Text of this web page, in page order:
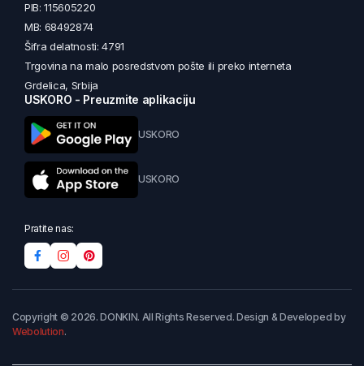
PIB: 115605220
MB: 68492874
Šifra delatnosti: 4791
Trgovina na malo posredstvom pošte ili preko interneta
Grdelica, Srbija
USKORO - Preuzmite aplikaciju
USKORO
USKORO
Pratite nas:
Copyright © 2026. DONKIN. All Rights Reserved. Design & Developed by
Webolution.